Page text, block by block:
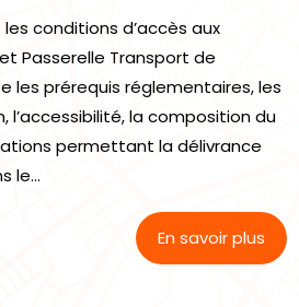
conditions d’accès aux
Passerelle Transport de
les prérequis réglementaires, les
l’accessibilité, la composition du
permettant la délivrance
le...
En savoir plus